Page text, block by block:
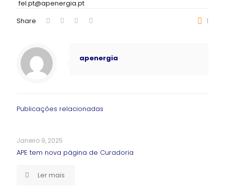
fel.pt@apenergia.pt
Share
1
apenergia
Publicações relacionadas
Janeiro 9, 2025
APE tem nova página de Curadoria
Ler mais